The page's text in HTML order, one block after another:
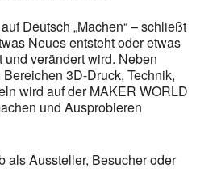
Deutsch „Machen“ – schließt
Neues entsteht oder etwas
verändert wird. Neben
3D-Druck, Technik,
wird auf der MAKER WORLD
und Ausprobieren
als Aussteller, Besucher oder